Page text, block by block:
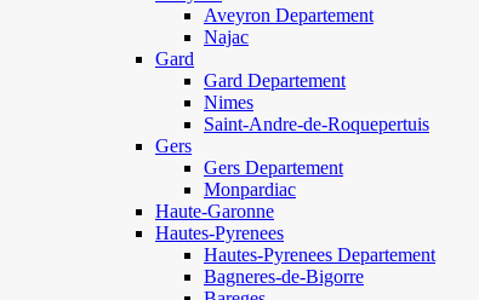
Aveyron Departement
Najac
Gard
Gard Departement
Nimes
Saint-Andre-de-Roquepertuis
Gers
Gers Departement
Monpardiac
Haute-Garonne
Hautes-Pyrenees
Hautes-Pyrenees Departement
Bagneres-de-Bigorre